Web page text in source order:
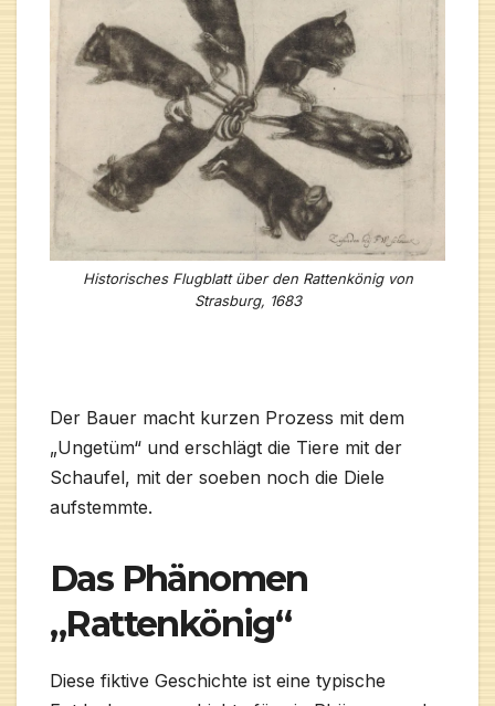
Historisches Flugblatt über den Rattenkönig von
Strasburg, 1683
Der Bauer macht kurzen Prozess mit dem
„Ungetüm“ und erschlägt die Tiere mit der
Schaufel, mit der soeben noch die Diele
aufstemmte.
Das Phänomen
„Rattenkönig“
Diese fiktive Geschichte ist eine typische